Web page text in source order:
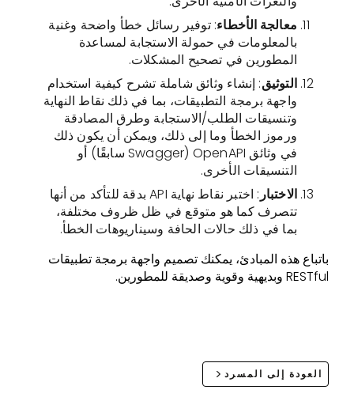
معالجة الأخطاء: توفير رسائل خطأ واضحة وغنية
بالمعلومات في حمولة الاستجابة لمساعدة
المطورين في تصحيح المشكلات.
التوثيق: إنشاء وثائق شاملة تشرح كيفية استخدام
واجهة برمجة التطبيقات، بما في ذلك نقاط النهاية
وتنسيقات الطلب/الاستجابة وطرق المصادقة
ورموز الخطأ وما إلى ذلك، ويمكن أن يكون ذلك
في وثائق OpenAPI (Swagger سابقًا) أو
التنسيقات الأخرى.
الاختبار
: اختبر نقاط نهاية API بدقة للتأكد من أنها
تتصرف كما هو متوقع في ظل ظروف مختلفة،
بما في ذلك حالات الحافة وسيناريوهات الخطأ.
باتباع هذه المبادئ، يمكنك تصميم واجهة برمجة تطبيقات
RESTful وبديهية وقوية وصديقة للمطورين.
العودة إلى المسرد